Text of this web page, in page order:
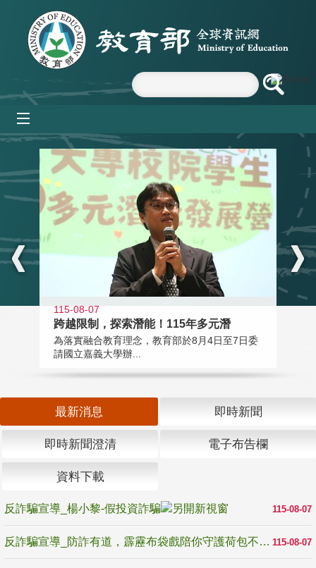
跳到主要內容區塊
:::
115-08-07
跨越限制，探索潛能！115年多元潛
為落實融合教育理念，教育部於8月4日至7日委
請國立嘉義大學辦...
最新消息 即時新聞
即時新聞澄清 電子布告欄
資料下載
115-08-07
反詐騙宣導_楊小黎-假投資詐騙
115-08-07
反詐騙宣導_防詐有道，霹靂布袋戲陪你守護荷包不受騙